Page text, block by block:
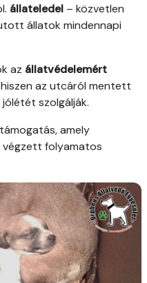
állateledel – közvetlen
állatok mindennapi
az állatvédelemért
az utcáról mentett
szolgálják.
amely
végzett folyamatos